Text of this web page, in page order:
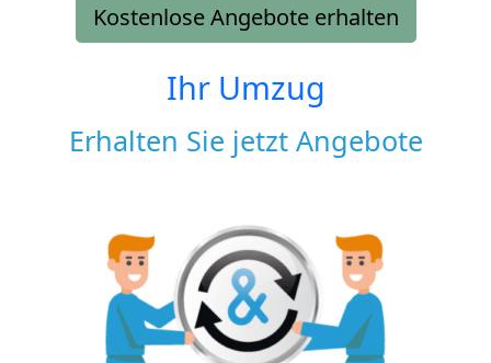
Kostenlose Angebote erhalten
Ihr Umzug
Erhalten Sie jetzt Angebote